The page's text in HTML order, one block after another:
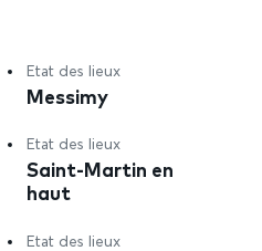
Etat des lieux
Messimy
Etat des lieux
Saint-Martin en
haut
Etat des lieux